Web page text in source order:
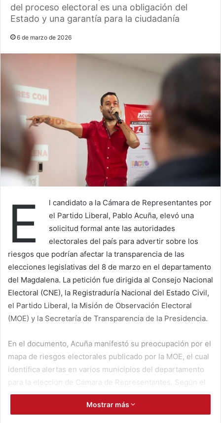
del proceso electoral es una obligación del
Estado y una garantía para la ciudadanía
6 de marzo de 2026
E
l candidato a la Cámara de Representantes por
el Partido Liberal, Pablo Acuña, elevó una
solicitud formal ante las autoridades
electorales del país para advertir sobre los
riesgos que podrían afectar la transparencia de las
elecciones legislativas del 8 de marzo en el departamento
del Magdalena. La petición fue dirigida al Consejo Nacional
Electoral (CNE), la Registraduría Nacional del Estado Civil,
el Partido Liberal, la Misión de Observación Electoral
(MOE) y la Secretaría de Transparencia de la Presidencia.
En el documento, Acuña manifestó su preocupación por el
mapa de riesgos electorales publicado por la MOE, el cual
identifica alertas en varios municipios del departamento
para la elección de Cámara de Representantes. Según el
informe, existen riesgos en nueve territorios, entre ellos
Cerro de San Antonio, Concordia, Salamina, Tenerife,
Mostrar más